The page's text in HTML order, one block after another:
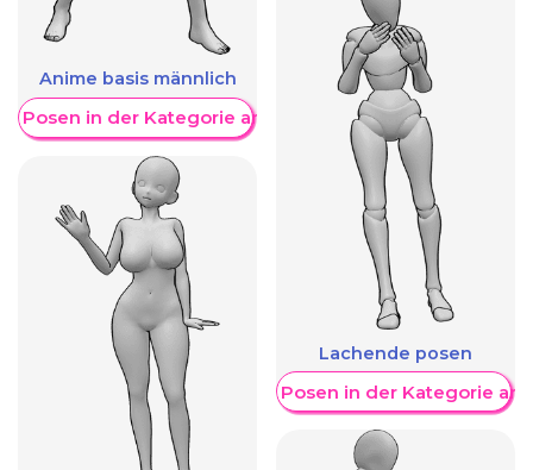
Anime basis männlich
Posen in der Kategorie anzeigen
Lachende posen
Weitere Posen in der Kategorie